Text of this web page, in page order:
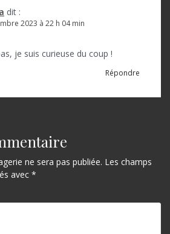
dit :
2023 à 22 h 04 min
je suis curieuse du coup !
Répondre
ne sera pas publiée. Les champs
avec *